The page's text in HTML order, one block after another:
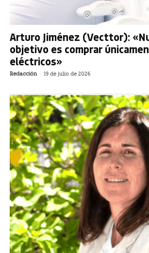
Arturo Jiménez (Vecttor):
objetivo es comprar
eléctricos»
Redacción - 19 de julio de 2026